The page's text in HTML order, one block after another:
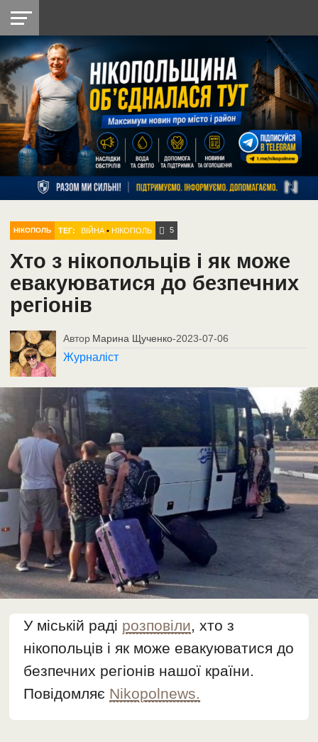
НІКОПОЛЬ
РАЙОН
СІЧЕСЛАВСЬКА
УКРАЇНА
РЕТРО
НІКОПОЛЬ
ЛАЙТ
УКРАЇНА
ДОПОМОГА
РАДІО
НІКОПОЛЬ ТЕГ: ВІЙНА •НІКОПОЛЬ 5
Хто з нікопольців і як може
евакуюватися до безпечних
регіонів
Автор Марина Щученко-2023-07-06
Журналіст
У міській раді розповіли, хто з
нікопольців і як може евакуюватися до
безпечних регіонів нашої країни.
Повідомляє Nikopolnews.